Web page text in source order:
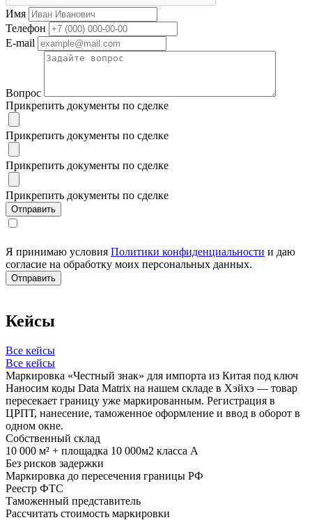
Имя
Телефон
E-mail
Вопрос
Прикрепить документы по сделке
Прикрепить документы по сделке
Прикрепить документы по сделке
Прикрепить документы по сделке
Я принимаю условия Политики конфиденциальности и даю
согласие на обработку моих персональных данных.
Кейсы
Все кейсы
Все кейсы
Маркировка «Честный знак» для импорта из Китая под ключ
Наносим коды Data Matrix на нашем складе в Хэйхэ — товар
пересекает границу уже маркированным. Регистрация в
ЦРПТ, нанесение, таможенное оформление и ввод в оборот в
одном окне.
Собственный склад
10 000 м² + площадка 10 000м2 класса А
Без рисков задержки
Маркировка до пересечения границы РФ
Реестр ФТС
Таможенный представитель
Рассчитать стоимость маркировки